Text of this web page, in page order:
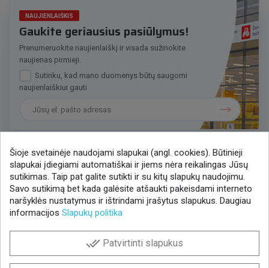
NAUJIENLAIŠKIS
Gaukite geriausius pasiūlymus!
Prenumeruokite naujienlaiškį ir visada sužinokite
naujienas pirmieji.
Sutinku, kad mano duomenys būtų saugomi
naujienlaiškiui gauti
Susisiekime
+370 37 405401
lytagra@lytagra.lt
Facebook YouTubeInstagram LinkedIn
Šioje svetainėje naudojami slapukai (angl. cookies). Būtinieji
slapukai įdiegiami automatiškai ir jiems nėra reikalingas Jūsų
sutikimas. Taip pat galite sutikti ir su kitų slapukų naudojimu.
Savo sutikimą bet kada galėsite atšaukti pakeisdami interneto
naršyklės nustatymus ir ištrindami įrašytus slapukus. Daugiau
informacijos Slapukų politika
done_all Patvirtinti slapukus